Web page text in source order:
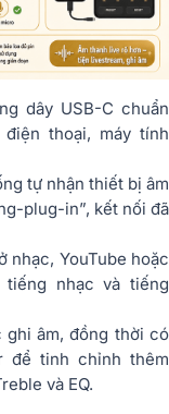
dây USB-C chuẩn
thoại, máy tính
tự nhận thiết bị âm
plug-in”, kết nối đã
nhạc, YouTube hoặc
nhạc và tiếng
ghi âm, đồng thời có
để tinh chỉnh thêm
và EQ.